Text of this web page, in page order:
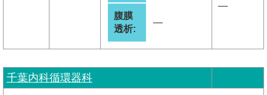
腹膜
透析:
―
―
千葉内科循環器科